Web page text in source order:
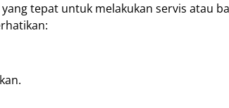
tepat untuk melakukan servis atau